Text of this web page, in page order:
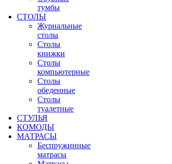
тумбы
СТОЛЫ
Журнальные
столы
Столы
книжки
Столы
компьютерные
Столы
обеденные
Столы
туалетные
СТУЛЬЯ
КОМОДЫ
МАТРАСЫ
Беспружинные
матрасы